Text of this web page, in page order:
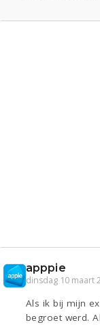
apppie
dinsdag 10 maart
Als ik bij mijn
begroet werd.